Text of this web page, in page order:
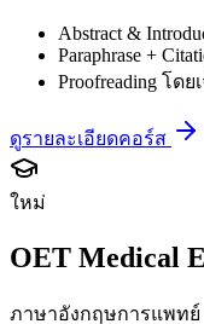
Abstract &
Paraphrase +
Proofreading โด
ดูรายละเอียดคอร์ส
ใหม่
OET Medical
ภาษาอังกฤษการแพทย์